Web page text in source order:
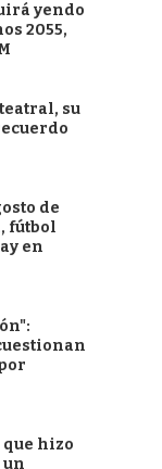
yendo
2055,
su
de
fútbol
en
hizo